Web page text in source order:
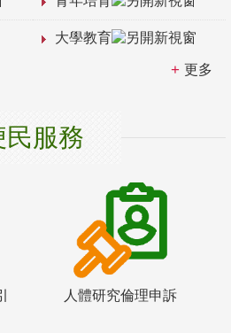
大學教育
更多
民服務
人體研究倫理申訴